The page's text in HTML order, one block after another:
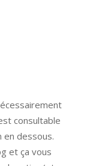
consultable
en dessous.
et ça vous